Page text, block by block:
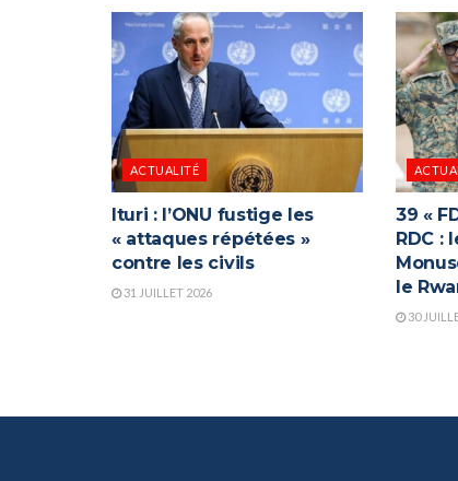
ACTUALITÉ
Ituri : l’ONU fustige les
« attaques répétées »
contre les civils
31 JUILLET 2026
39 «
RDC :
le
30